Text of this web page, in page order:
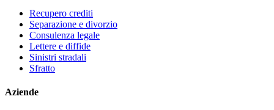
Recupero crediti
Separazione e divorzio
Consulenza legale
Lettere e diffide
Sinistri stradali
Sfratto
Aziende